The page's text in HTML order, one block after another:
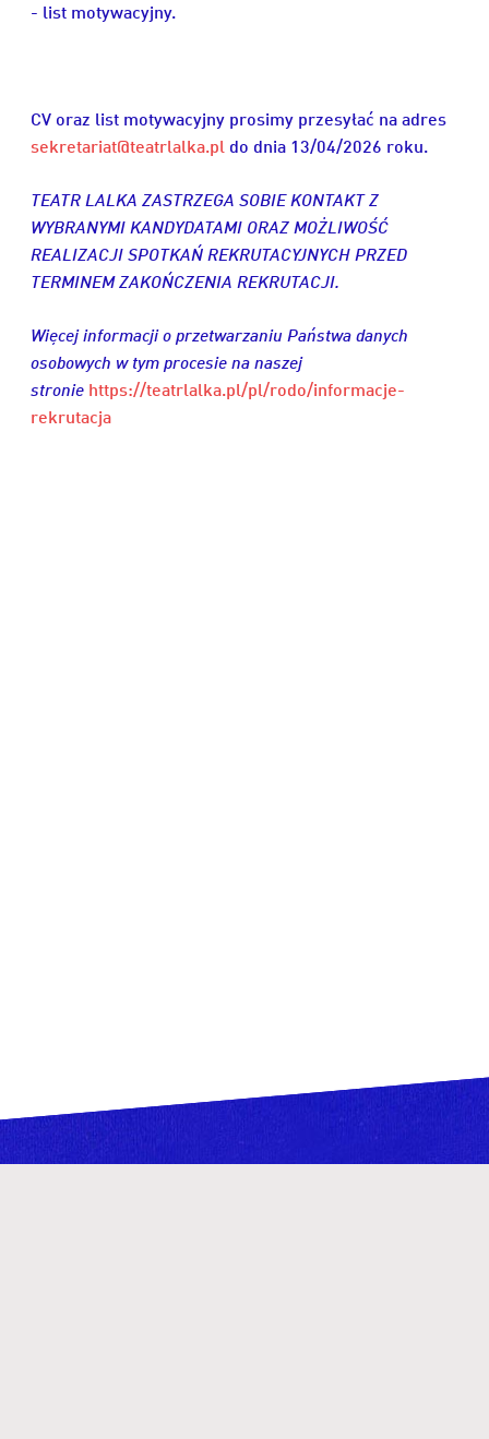
- list motywacyjny.
CV oraz list motywacyjny prosimy przesyłać na adres
sekretariat@teatrlalka.pl do dnia 13/04/2026 roku.
TEATR LALKA ZASTRZEGA SOBIE KONTAKT Z
WYBRANYMI KANDYDATAMI ORAZ MOŻLIWOŚĆ
REALIZACJI SPOTKAŃ REKRUTACYJNYCH PRZED
TERMINEM ZAKOŃCZENIA REKRUTACJI.
Więcej informacji o przetwarzaniu Państwa danych
osobowych w tym procesie na naszej
stronie https://teatrlalka.pl/pl/rodo/informacje-
rekrutacja